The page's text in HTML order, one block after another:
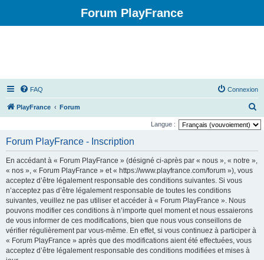
Forum PlayFrance
FAQ Connexion
PlayFrance Forum
e
Langue :
Forum PlayFrance - Inscription
En accédant à « Forum PlayFrance » (désigné ci-après par « nous », « notre »,
« nos », « Forum PlayFrance » et « https://www.playfrance.com/forum »), vous
acceptez d’être légalement responsable des conditions suivantes. Si vous
n’acceptez pas d’être légalement responsable de toutes les conditions
suivantes, veuillez ne pas utiliser et accéder à « Forum PlayFrance ». Nous
pouvons modifier ces conditions à n’importe quel moment et nous essaierons
de vous informer de ces modifications, bien que nous vous conseillons de
vérifier régulièrement par vous-même. En effet, si vous continuez à participer à
« Forum PlayFrance » après que des modifications aient été effectuées, vous
acceptez d’être légalement responsable des conditions modifiées et mises à